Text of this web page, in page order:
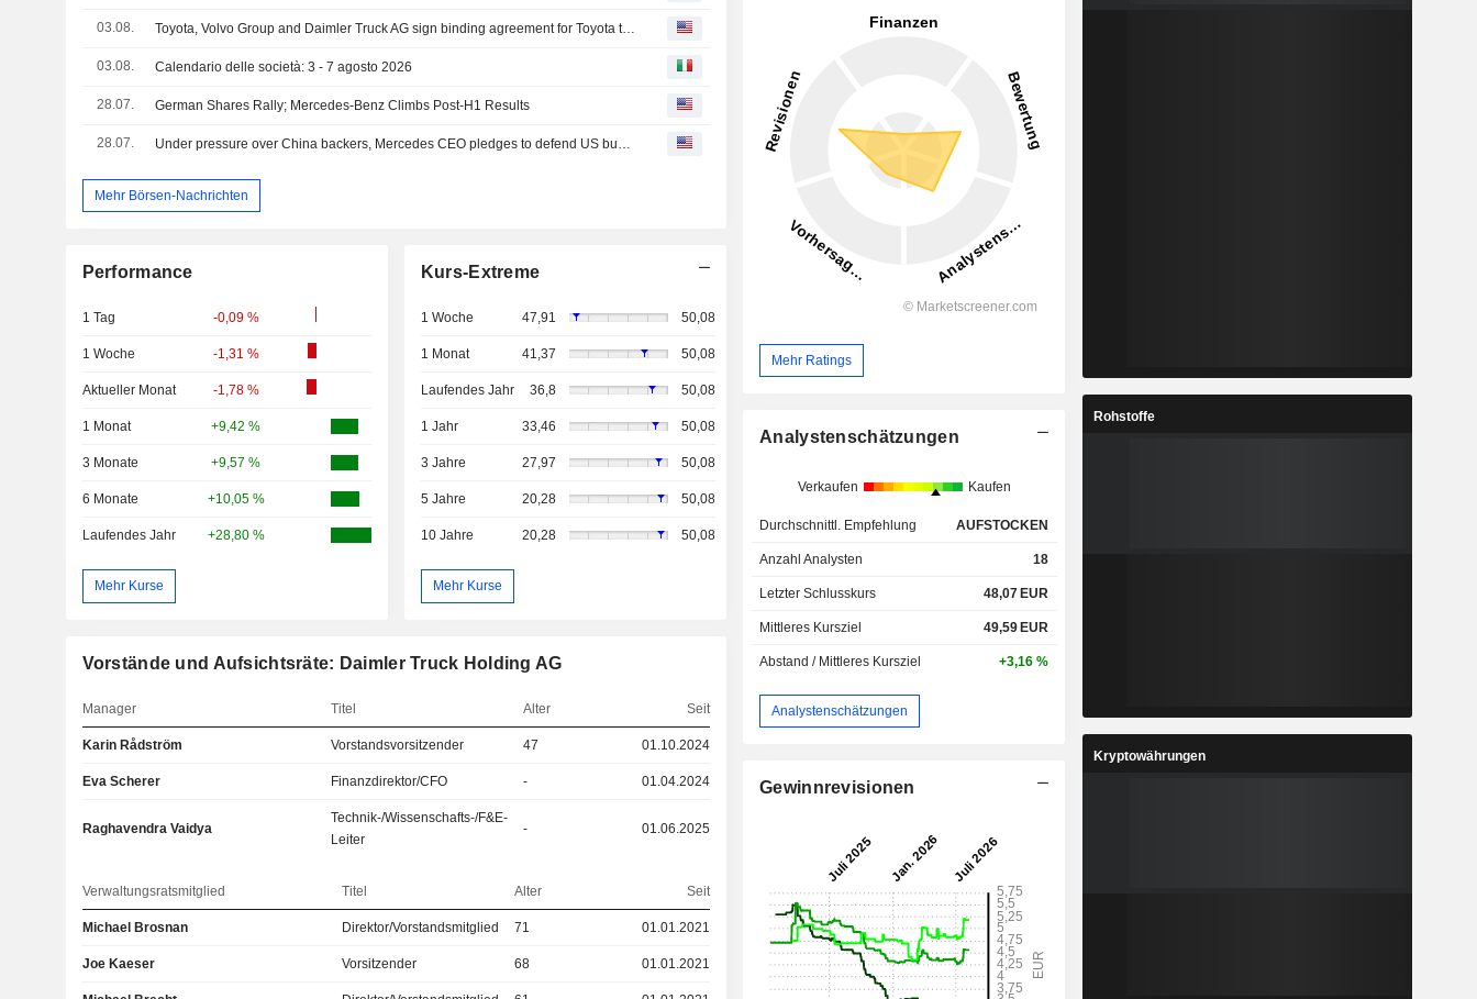
03.08. Toyota, Volvo Group and Daimler Truck AG sign binding agreement for Toyota to join cellcentric as equal shareholder
03.08. Calendario delle società: 3 - 7 agosto 2026
28.07. German Shares Rally; Mercedes-Benz Climbs Post-H1 Results
28.07. Under pressure over China backers, Mercedes CEO pledges to defend US business
Mehr Börsen-Nachrichten
Performance
1 Tag -0,09 %
1 Woche -1,31 %
Aktueller Monat -1,78 %
1 Monat +9,42 %
3 Monate +9,57 %
6 Monate +10,05 %
Laufendes Jahr +28,80 %
Mehr Kurse
Kurs-Extreme
1 Woche 47,91 50,08
1 Monat 41,37 50,08
Laufendes Jahr 36,8 50,08
1 Jahr 33,46 50,08
3 Jahre 27,97 50,08
5 Jahre 20,28 50,08
10 Jahre 20,28 50,08
Mehr Kurse
Vorstände und Aufsichtsräte: Daimler Truck Holding AG
Manager Titel Alter Seit
Karin Rådström Vorstandsvorsitzender 47 01.10.2024
Eva Scherer Finanzdirektor/CFO - 01.04.2024
Raghavendra Vaidya
Technik-/Wissenschafts-/F&E-
Leiter
- 01.06.2025
Verwaltungsratsmitglied Titel Alter Seit
Michael Brosnan Direktor/Vorstandsmitglied 71 01.01.2021
Joe Kaeser Vorsitzender 68 01.01.2021
Mehr Ratings
Analystenschätzungen
Verkaufen Kaufen
Durchschnittl. Empfehlung AUFSTOCKEN
Anzahl Analysten 18
Letzter Schlusskurs 48,07 EUR
Mittleres Kursziel 49,59 EUR
Abstand / Mittleres Kursziel +3,16 %
Analystenschätzungen
Gewinnrevisionen
Rohstoffe
Kryptowährungen